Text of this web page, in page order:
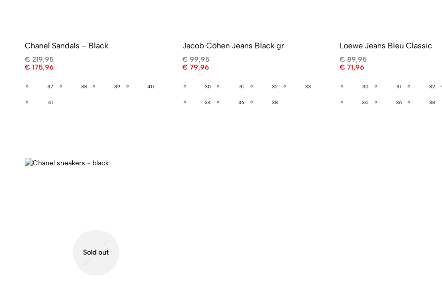
Chanel Sandals – Black
€219,95
€ 175,96
37 38 39 40
41
Jacob Cöhen Jeans Black gr
€99,95
€ 79,96
30 31 32 33
34 36 38
Loewe Jeans Bleu Classic
€89,95
€ 71,96
30 31 32
34 36 38
Sold out